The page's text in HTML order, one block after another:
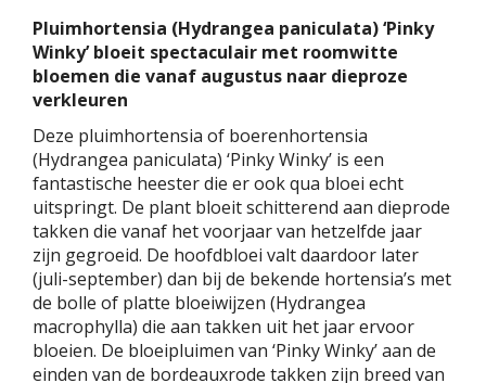
Pluimhortensia (Hydrangea paniculata) ‘Pinky
Winky’ bloeit spectaculair met roomwitte
bloemen die vanaf augustus naar dieproze
verkleuren
Deze pluimhortensia of boerenhortensia
(Hydrangea paniculata) ‘Pinky Winky’ is een
fantastische heester die er ook qua bloei echt
uitspringt. De plant bloeit schitterend aan dieprode
takken die vanaf het voorjaar van hetzelfde jaar
zijn gegroeid. De hoofdbloei valt daardoor later
(juli-september) dan bij de bekende hortensia’s met
de bolle of platte bloeiwijzen (Hydrangea
macrophylla) die aan takken uit het jaar ervoor
bloeien. De bloeipluimen van ‘Pinky Winky’ aan de
einden van de bordeauxrode takken zijn breed van